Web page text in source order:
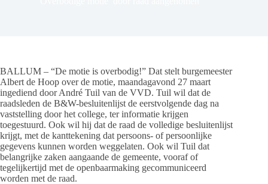
BALLUM – “De motie is overbodig!” Dat stelt burgemeester
Albert de Hoop over de motie, maandagavond 27 maart
ingediend door André Tuil van de VVD. Tuil wil dat de
raadsleden de B&W-besluitenlijst de eerstvolgende dag na
vaststelling door het college, ter informatie krijgen
toegestuurd. Ook wil hij dat de raad de volledige besluitenlijst
krijgt, met de kanttekening dat persoons- of persoonlijke
gegevens kunnen worden weggelaten. Ook wil Tuil dat
belangrijke zaken aangaande de gemeente, vooraf of
tegelijkertijd met de openbaarmaking gecommuniceerd
worden met de raad.